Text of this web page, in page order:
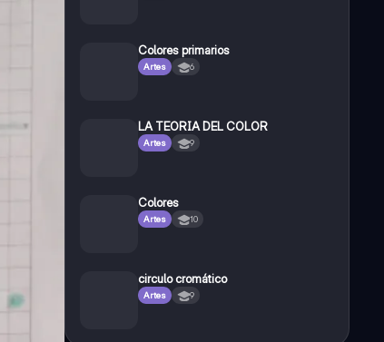
Colores primarios
Artes 6
LA TEORIA DEL COLOR
Artes 9
Colores
Artes 10
circulo cromático
Artes 9